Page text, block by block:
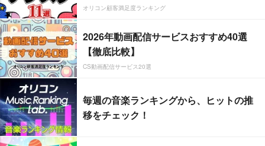
オリコン顧客満足度ランキング
2026年動画配信サービスおすすめ40選
【徹底比較】
CS動画配信サービス20選
毎週の音楽ランキングから、ヒットの推
移をチェック！